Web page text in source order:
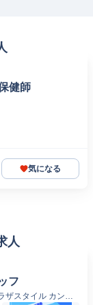
健師
気になる
人
フ
ザスタイル カンパ